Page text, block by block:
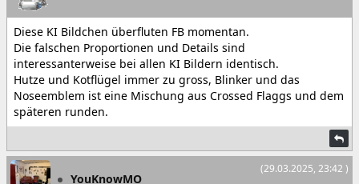
Diese KI Bildchen überfluten FB momentan.
Die falschen Proportionen und Details sind
interessanterweise bei allen KI Bildern identisch.
Hutze und Kotflügel immer zu gross, Blinker und das
Noseemblem ist eine Mischung aus Crossed Flaggs und dem
späteren runden.
(29.03.2025, 23:42 )
YouKnowMO